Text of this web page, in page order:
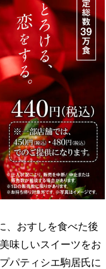
、おすしを食べた後
味しいスイーツをお
パティシエ駒居氏に